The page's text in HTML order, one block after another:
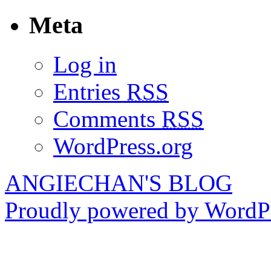
Meta
Log in
Entries RSS
Comments RSS
WordPress.org
ANGIECHAN'S BLOG
Proudly powered by